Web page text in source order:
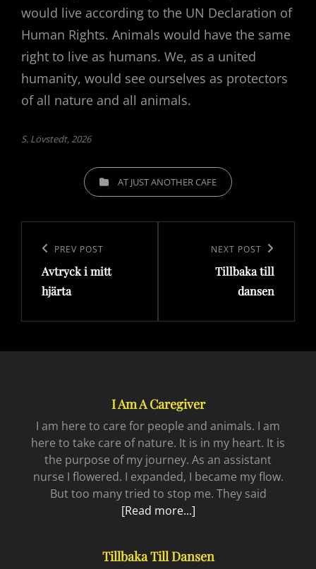
would live according to the UN Declaration of
Human Rights. Animals would have the same
right to live as humans. We, as a united
humanity, would see ourselves as protectors
of all nature and all animals.
S. Lövstedt, 2026
CATEGORIESAT JUST ANOTHER CAFE
navigation
Previous
Post
PREV POST
Avtryck i mitt
hjärta
NEXT POST
Tillbaka till
dansen
I Am A Caregiver
I am here to care for people and animals. I am
here to take care of nature. It is in my heart. It is
the purpose of my journey. As an assistant
nurse I flowered. I expanded, I became my flow.
But too many tried to stop me. They said
[Read more...]I
caregiver
Tillbaka Till Dansen